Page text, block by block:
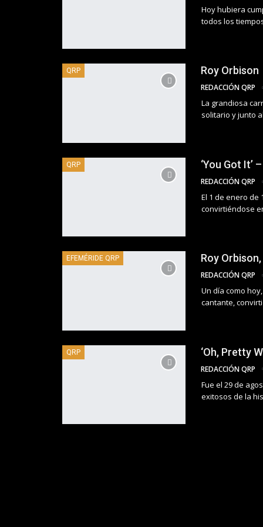
Hoy hubiera
todos los
QRP Roy Orbison
REDACCIÓN QRP
La grandiosa
solitario y junto
QRP ‘You Got It’
REDACCIÓN QRP
El 1 de enero de
convirtiéndose
EFEMÉRIDE QRP Roy Orbison,
REDACCIÓN QRP
Un día como
cantante,
QRP ‘Oh, Pretty
REDACCIÓN QRP
Fue el 29 de
exitosos de la